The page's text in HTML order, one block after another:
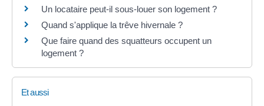
Un locataire peut-il sous-louer son logement ?
Quand s'applique la trêve hivernale ?
Que faire quand des squatteurs occupent un
logement ?
Et aussi